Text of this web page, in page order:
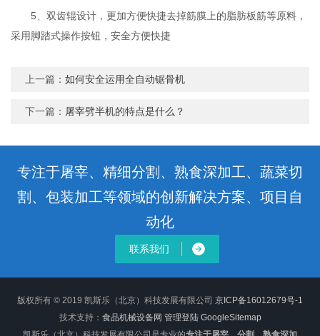
5、双齿辊设计，更加方便快捷去掉筋膜上的脂肪板筋等原料，
采用脚踏式操作按钮，安全方便快捷
上一篇：如何安全运用全自动锯骨机
下一篇： 屠宰劈半机的特点是什么？
专注于屠宰、精细分割、熟食深加工、蔬菜切
割、包装加工等领域的创新解决方案、项目自
动化
联系我们
版权所有 © 2019 凯斯乐（北京）科技发展有限公司 京ICP备16012679号-1
技术支持： 食品机械设备网 管理登陆 GoogleSitemap